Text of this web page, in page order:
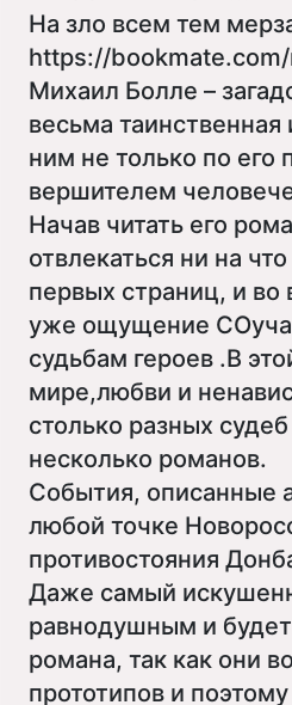
На зло всем тем
https://
Михаил Болле –
весьма
ним не только по его
вершителем
Начав читать его
отвлекаться ни на
первых страниц, и во
уже ощущение
судьбам героев .В
мире,любви и
столько разных
несколько романов.
События, описанные
любой точке
противостояния
Даже самый
равнодушным и
романа, так как они
прототипов и